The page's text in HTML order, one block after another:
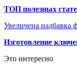
ТОП полезных
Увеличена надбавка
Изготовление
Это интересно